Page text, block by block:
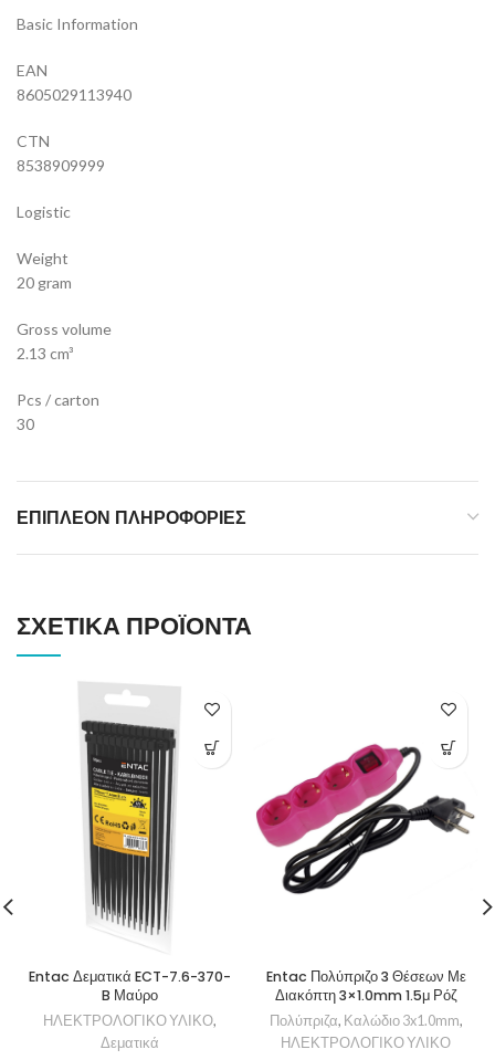
Basic Information
EAN
8605029113940
CTN
8538909999
Logistic
Weight
20 gram
Gross volume
2.13 cm³
Pcs / carton
30
ΕΠΙΠΛΈΟΝ ΠΛΗΡΟΦΟΡΊΕΣ
ΣΧΕΤΙΚΆ ΠΡΟΪΌΝΤΑ
Entac Δεματικά ECT-7.6-370-
B Μαύρο
ΗΛΕΚΤΡΟΛΟΓΙΚΟ ΥΛΙΚΟ,
Δεματικά
Entac Πολύπριζο 3 Θέσεων Με
Διακόπτη 3×1.0mm 1.5μ Ρόζ
Πολύπριζα, Καλώδιο 3x1.0mm,
ΗΛΕΚΤΡΟΛΟΓΙΚΟ ΥΛΙΚΟ